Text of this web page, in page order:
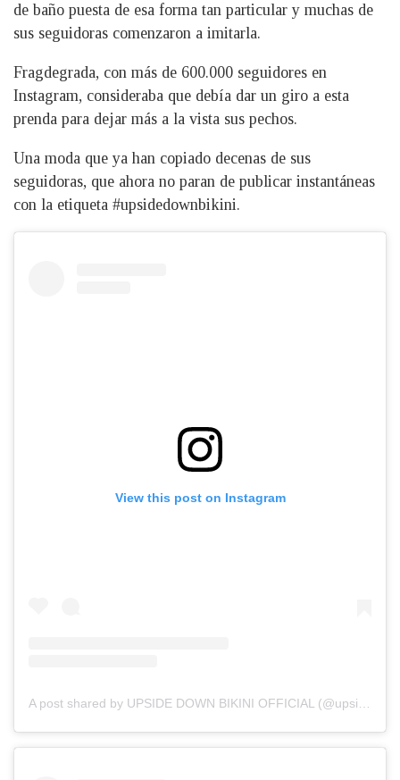
de baño puesta de esa forma tan particular y muchas de
sus seguidoras comenzaron a imitarla.
Fragdegrada, con más de 600.000 seguidores en
Instagram, consideraba que debía dar un giro a esta
prenda para dejar más a la vista sus pechos.
Una moda que ya han copiado decenas de sus
seguidoras, que ahora no paran de publicar instantáneas
con la etiqueta #upsidedownbikini.
View this post on Instagram
A post shared by UPSIDE DOWN BIKINI OFFICIAL (@upsidedownbikini_official)